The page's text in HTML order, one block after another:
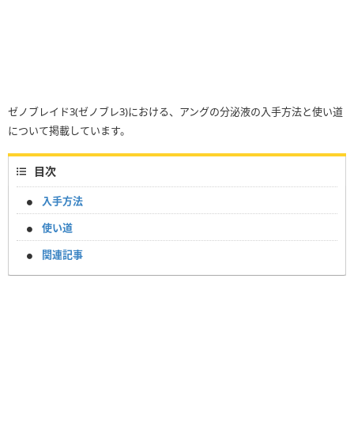
ゼノブレイド3(ゼノブレ3)における、アングの分泌液の入手方法と使い道
について掲載しています。
目次
入手方法
使い道
関連記事